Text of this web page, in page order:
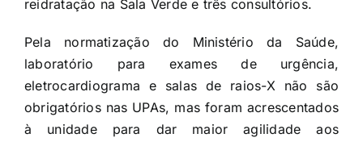
reidratação na Sala Verde e três consultórios.
Pela normatização do Ministério da Saúde,
laboratório para exames de urgência,
eletrocardiograma e salas de raios-X não são
obrigatórios nas UPAs, mas foram acrescentados
à unidade para dar maior agilidade aos